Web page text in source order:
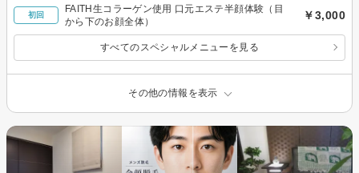
初回
FAITH生コラーゲン使用 口元エステ半顔体験（目
から下のお顔全体）
￥3,000
すべてのスペシャルメニューを見る
その他の情報を表示